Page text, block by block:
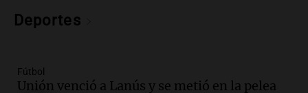
Episodios
sea, va a ser lindo”
La Cadena del Gol
Deportes
Fútbol
Unión venció a Lanús y se metió en la pelea